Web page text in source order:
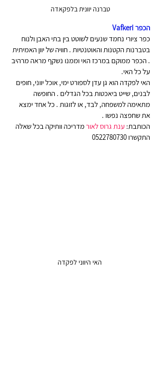
טברנה יוונית בלפקאדה
הכפר Vafkeri
כפר ציורי נחמד שנעים לשוטט בין בתי האבן ולנוח
בטברנות הקטנות והאוטנטיות . חוויה של יוון האמיתית
. הכפר ממוקם במרכז האי וממנו נשקף מראה מרהיב
על כל האי.
האי לפקדה הוא גן עדן לספורט ימי, אוכל יווני, חופים
לבנים, שייט ביאכטות בכל הגדלים . החופשה
מתאימה למשפחה, לבד, או לזוגות . כל אחד ימצא
את שחפצה נפשו .
הכותבת: ענת גרוס לאור מדריכה וותיקה בכל שאלה
התקשרו 0522780730
האי היווני לפקדה